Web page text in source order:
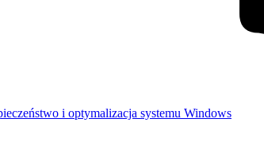
i optymalizacja systemu Windows